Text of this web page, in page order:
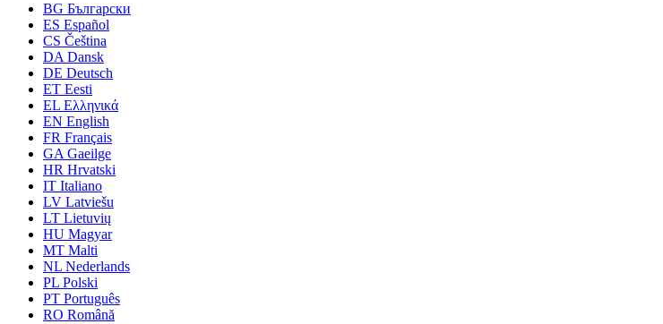
BG Български
ES Español
CS Čeština
DADansk
DE Deutsch
ET Eesti
EL Ελληνικά
EN English
FR Français
GAGaeilge
HR Hrvatski
IT Italiano
LV Latviešu
LT Lietuvių
HU Magyar
MT Malti
NL Nederlands
PL Polski
PT Português
RO Română